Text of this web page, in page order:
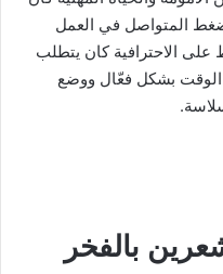
المتواصل في العمل
على الاحترافية كان يتطلب
الوقت بشكل فعّال ووضع
بالفخر